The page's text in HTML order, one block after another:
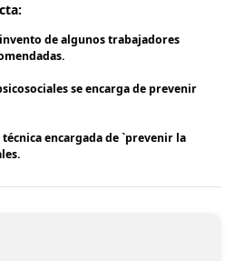
de algunos trabajadores
se encarga de prevenir
encargada de `prevenir la